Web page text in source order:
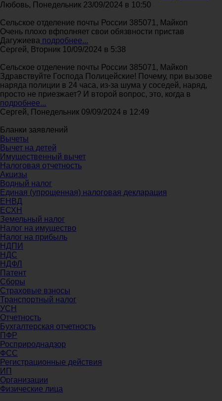
Любовь, Понедельник 23/09/2024 в 10:50
Сельское отделение почты России 385071, Майкоп
Очень плохо вфполняет свои обязвности пристав
Дагужиева подробнее...
Сергей, Вторник 10/09/2024 в 5:38
Сельское отделение почты России 385071, Майкоп
Здравствуйте Господа Полицейские! Почему, при вызове
наряда полиции в 24 часа, из-за шума у соседей, наряд,
просто не приезжает? И второй вопрос, это, когда в
подробнее...
Сергей, Понедельник 09/09/2024 в 12:49
Бланки заявлений
Вычеты
Вычет на детей
Имущественный вычет
Налоговая отчетность
Акцизы
Водный налог
Единая (упрощенная) налоговая декларация
ЕНВД
ЕСХН
Земельный налог
Налог на имущество
Налог на прибыль
НДПИ
НДС
НДФЛ
Патент
Сборы
Страховые взносы
Транспортный налог
УСН
Отчетность
Бухгалтерская отчетность
ПФР
Росприроднадзор
ФСС
Регистрационные действия
ИП
Организации
Физические лица